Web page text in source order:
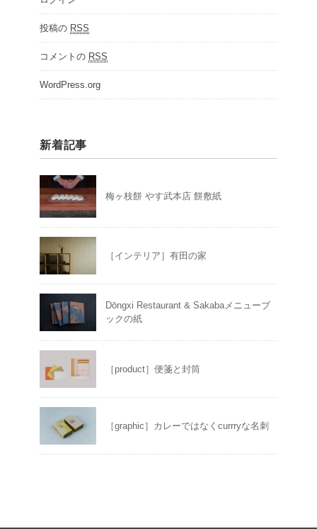
投稿の RSS
コメントの RSS
WordPress.org
新着記事
梅ヶ枝餅 やす武本店 餅敷紙
［インテリア］有田の家
Dōngxi Restaurant & Sakabaメニューブ
ックの紙
［product］便箋と封筒
［graphic］カレーではなくcurrryな名刺